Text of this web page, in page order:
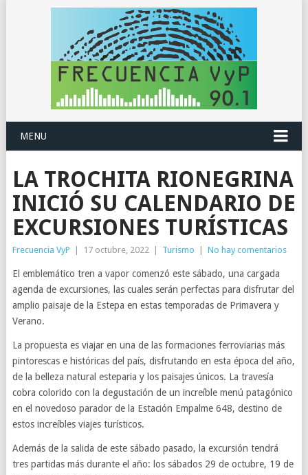
MENU
LA TROCHITA RIONEGRINA
INICIÓ SU CALENDARIO DE
EXCURSIONES TURÍSTICAS
Frecuencia VyP 17 octubre, 2022 Turismo No hay comentarios
El emblemático tren a vapor comenzó este sábado, una cargada
agenda de excursiones, las cuales serán perfectas para disfrutar del
amplio paisaje de la Estepa en estas temporadas de Primavera y
Verano.
La propuesta es viajar en una de las formaciones ferroviarias más
pintorescas e históricas del país, disfrutando en esta época del año,
de la belleza natural esteparia y los paisajes únicos. La travesía
cobra colorido con la degustación de un increíble menú patagónico
en el novedoso parador de la Estación Empalme 648, destino de
estos increíbles viajes turísticos.
Además de la salida de este sábado pasado, la excursión tendrá
tres partidas más durante el año: los sábados 29 de octubre, 19 de